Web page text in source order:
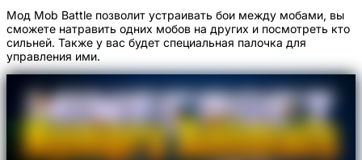
Мод Mob Battle позволит устраивать бои между мобами, вы
сможете натравить одних мобов на других и посмотреть кто
сильней. Также у вас будет специальная палочка для
управления ими.